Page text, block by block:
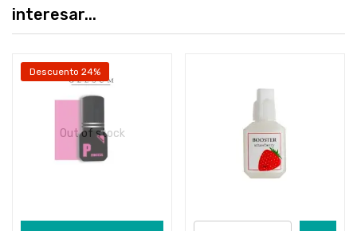
interesar...
Out of stock
Descuento 24%